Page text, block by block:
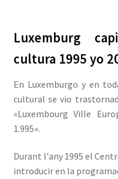
Luxemburg
cultura 1995 yo
En Luxemburgo y en
cultural se vio
«Luxembourg Ville
1.995».
Durant l'any 1995 el
introducir en la